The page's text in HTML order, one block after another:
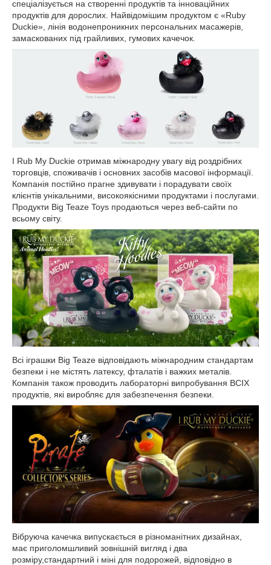
спеціалізується на створенні продуктів та інноваційних
продуктів для дорослих. Найвідомішим продуктом є «Ruby
Duckie», лінія водонепроникних персональних масажерів,
замаскованих під грайливих, гумових качечок.
I Rub My Duckie отримав міжнародну увагу від роздрібних
торговців, споживачів і основних засобів масової інформації.
Компанія постійно прагне здивувати і порадувати своїх
клієнтів унікальними, високоякісними продуктами і послугами.
Продукти Big Teaze Toys продаються через веб-сайти по
всьому світу.
Всі іграшки Big Teaze відповідають міжнародним стандартам
безпеки і не містять латексу, фталатів і важких металів.
Компанія також проводить лабораторні випробування ВСІХ
продуктів, які виробляє для забезпечення безпеки.
Вібруюча качечка випускається в різноманітних дизайнах,
має приголомшливий зовнішній вигляд і два
розміру,стандартний і міні для подорожей, відповідно в